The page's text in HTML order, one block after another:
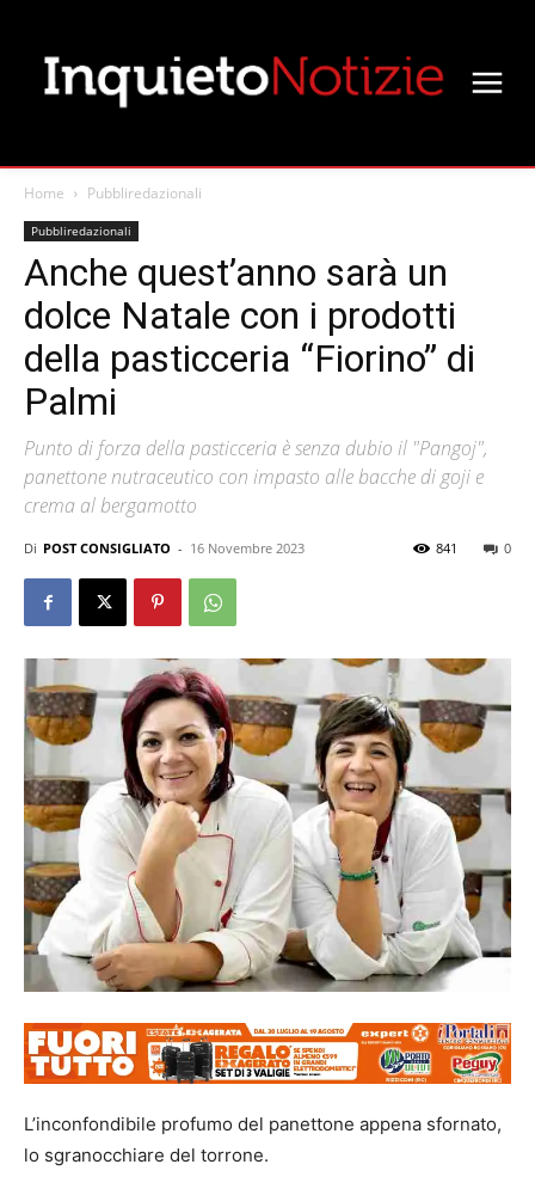
Home Pubbliredazionali
Pubbliredazionali
Anche quest’anno sarà un
dolce Natale con i prodotti
della pasticceria “Fiorino” di
Palmi
Punto di forza della pasticceria è senza dubio il "Pangoj",
panettone nutraceutico con impasto alle bacche di goji e
crema al bergamotto
Di POST CONSIGLIATO - 16 Novembre 2023 0
841
L’inconfondibile profumo del panettone appena sfornato,
lo sgranocchiare del torrone.